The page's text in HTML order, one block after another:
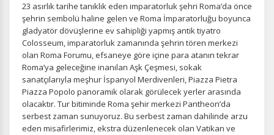
Pazarlama Çerezleri
Size ve ilgi alanlarınıza uygun reklamlar göstermek için
kullanılır. Kapatırsanız reklamları görmeye devam
edersiniz, ancak daha az alakalı olabilirler.
23 asırlık tarihe tanıklık eden imparatorluk şehri Roma’da önce
şehrin sembolü haline gelen ve Roma İmparatorluğu boyunca
gladyatör dövüşlerine ev sahipliği yapmış antik tiyatro
Colosseum, imparatorluk zamanında şehrin tören merkezi
olan Roma Forumu, efsaneye göre içine para atanın tekrar
Roma’ya geleceğine inanılan Aşk Çeşmesi, sokak
sanatçılarıyla meşhur İspanyol Merdivenleri, Piazza Pietra
Piazza Popolo panoramik olarak görülecek yerler arasında
olacaktır. Tur bitiminde Roma şehir merkezi Pantheon’da
serbest zaman sunuyoruz. Bu serbest zaman dahilinde arzu
eden misafirlerimiz, ekstra düzenlenecek olan Vatikan ve